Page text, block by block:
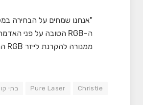
"אנחנו שמחים על הבחירה
ממנורה להקרנת לייזר RGB המייצגת את העתיד של הקרנה קולנועית", אמר
Christie
Pure Laser בתי